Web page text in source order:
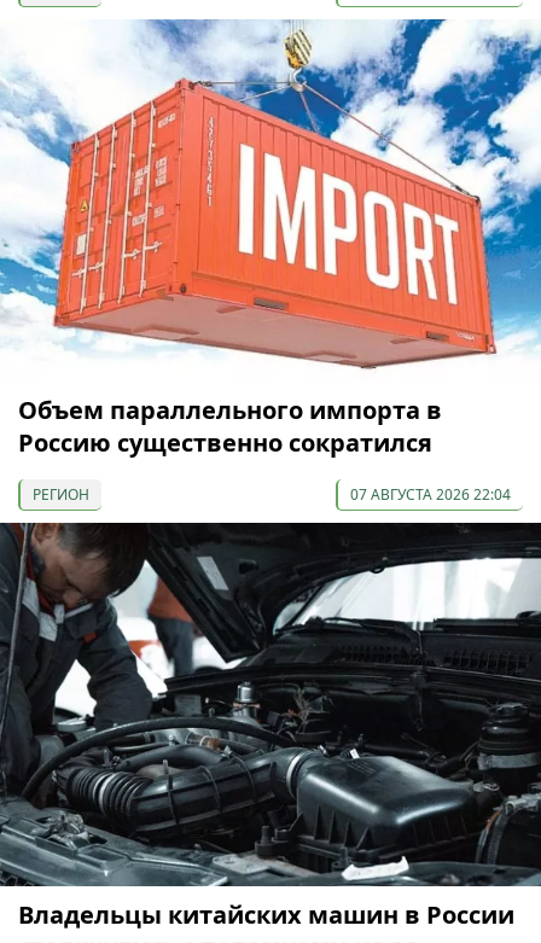
Объем параллельного импорта в
Россию существенно сократился
РЕГИОН 07 АВГУСТА 2026 22:04
Владельцы китайских машин в России